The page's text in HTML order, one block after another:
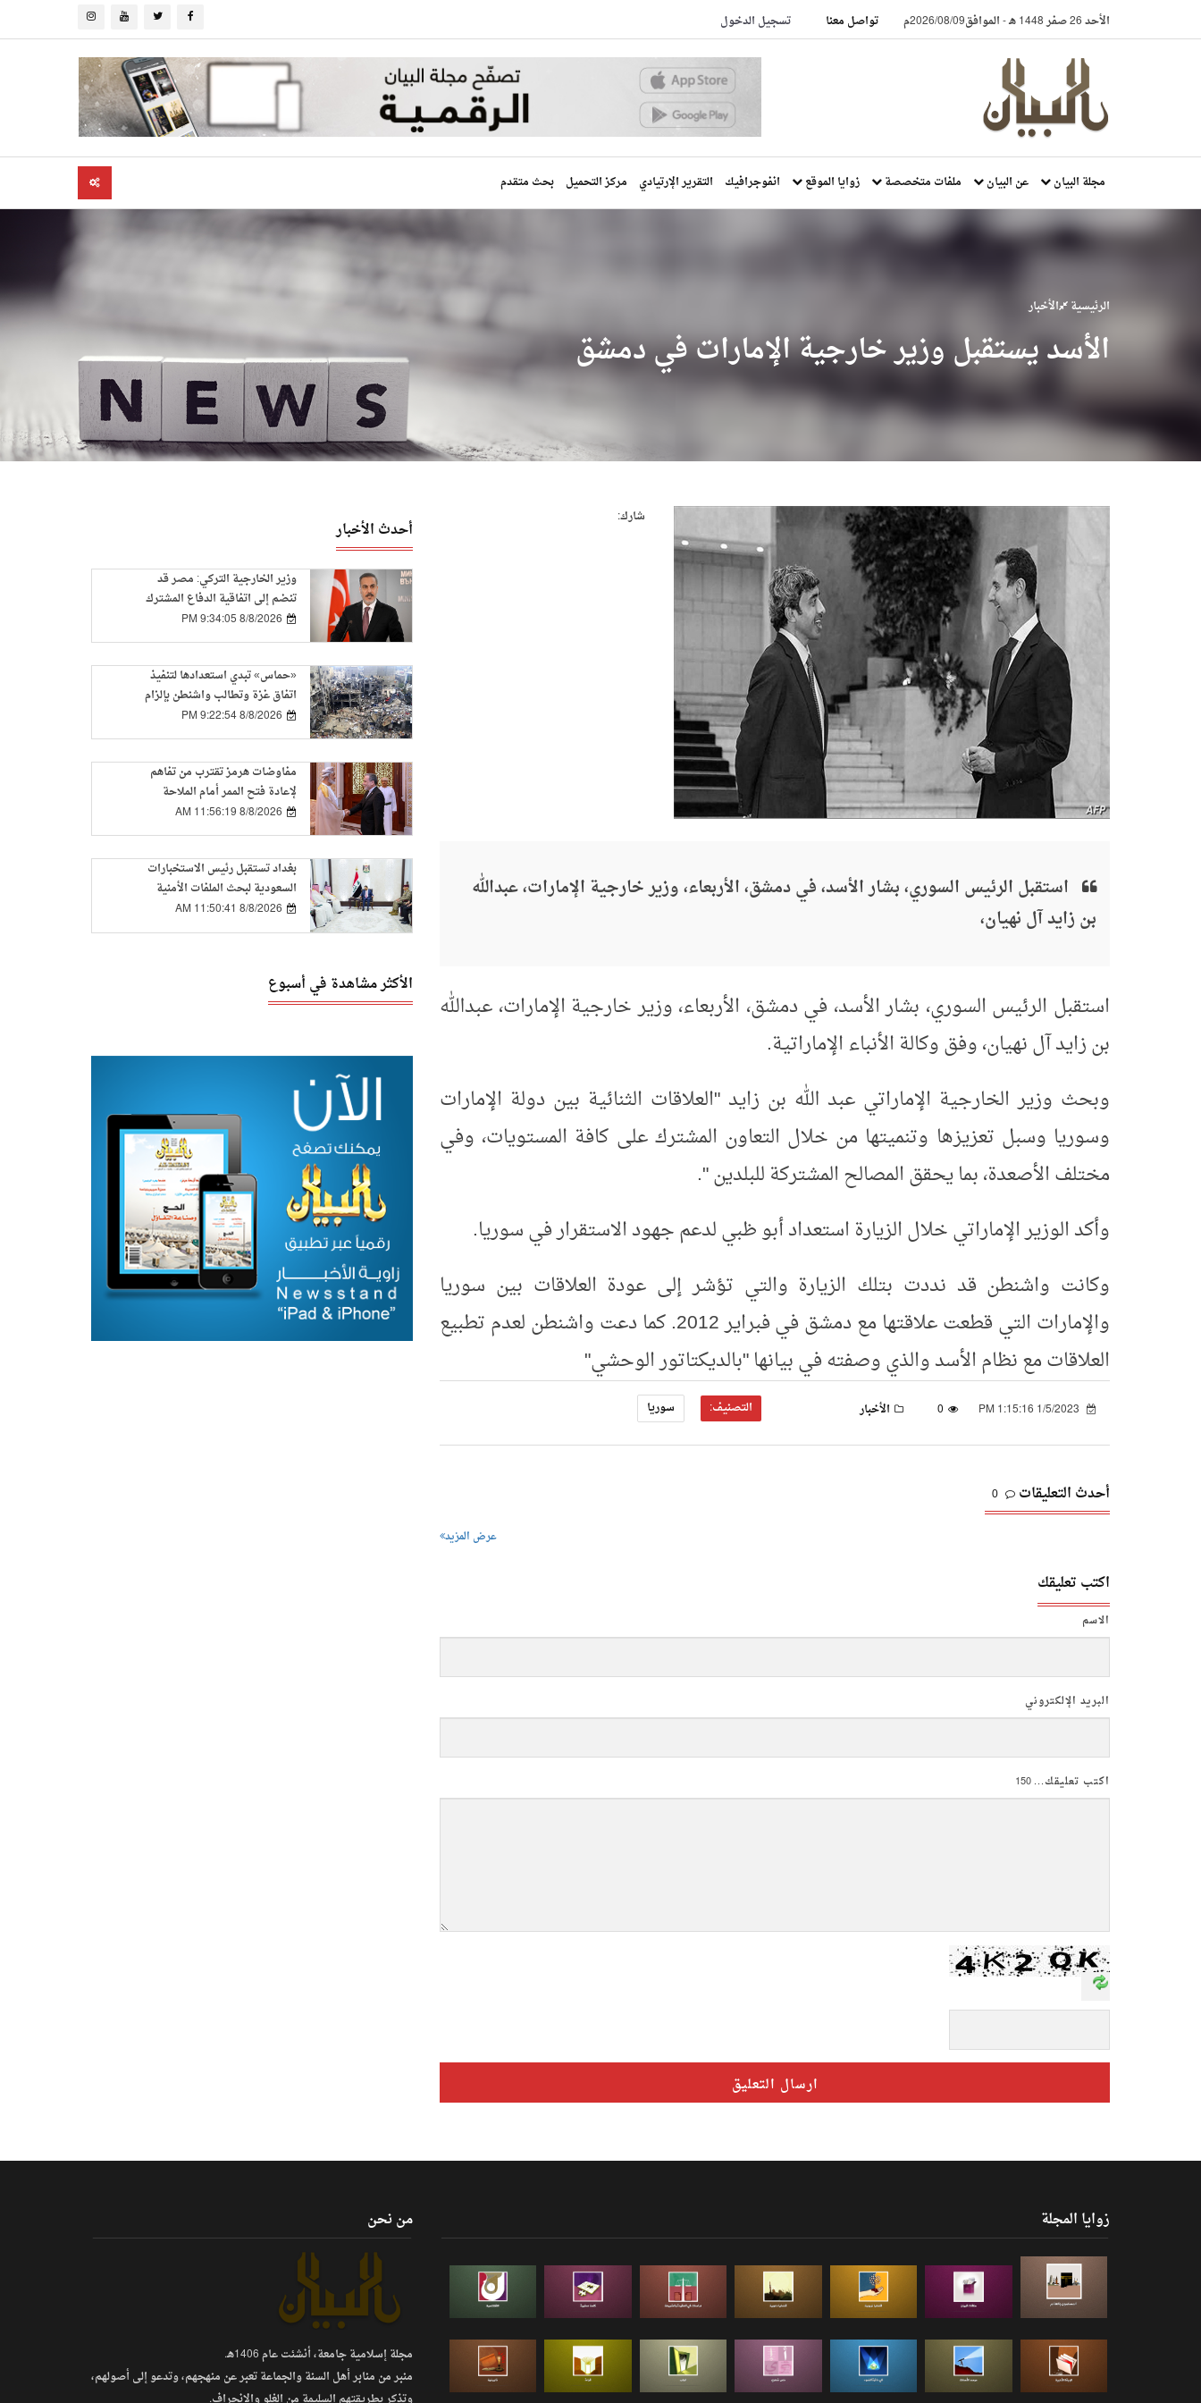
الأحد 26 صفر 1448 هـ -الموافق2026/08/09م تواصل معنا تسجيل الدخول
مجلة البيان عن البيان ملفات متخصصة زوايا الموقع انفوجرافيك التقرير الإرتيادي مركز التحميل بحث متقدم
الرئيسية الأخبار
الأسد يستقبل وزير خارجية الإمارات في دمشق
شارك:
استقبل الرئيس السوري، بشار الأسد، في دمشق، الأربعاء، وزير خارجية الإمارات، عبدالله
بن زايد آل نهيان،
استقبل الرئيس السوري، بشار الأسد، في دمشق، الأربعاء، وزير خارجية الإمارات، عبدالله
بن زايد آل نهيان، وفق وكالة الأنباء الإماراتية.
وبحث وزير الخارجية الإماراتي عبد الله بن زايد "العلاقات الثنائية بين دولة الإمارات
وسوريا وسبل تعزيزها وتنميتها من خلال التعاون المشترك على كافة المستويات، وفي
مختلف الأصعدة، بما يحقق المصالح المشتركة للبلدين ".
وأكد الوزير الإماراتي خلال الزيارة استعداد أبو ظبي لدعم جهود الاستقرار في سوريا.
وكانت واشنطن قد نددت بتلك الزيارة والتي تؤشر إلى عودة العلاقات بين سوريا
والإمارات التي قطعت علاقتها مع دمشق في فبراير 2012. كما دعت واشنطن لعدم تطبيع
العلاقات مع نظام الأسد والذي وصفته في بيانها "بالديكتاتور الوحشي"
0 الأخبار التصنيف: سوريا
أحدث التعليقات 0
عرض المزيد
اكتب تعليقك
الاسم
البريد الإلكتروني
اكتب تعليقك...150
أحدث الأخبار
وزير الخارجية التركي: مصر قد
تنضم إلى اتفاقية الدفاع المشترك
بمجرد تسوية بعض المسائل الفنية
8/8/2026 9:34:05 PM
«حماس» تبدي استعدادها لتنفيذ
اتفاق غزة وتطالب واشنطن بإلزام
إسرائيل بالمرحلة الأولى
8/8/2026 9:22:54 PM
مفاوضات هرمز تقترب من تفاهم
لإعادة فتح الممر أمام الملاحة
8/8/2026 11:56:19 AM
بغداد تستقبل رئيس الاستخبارات
السعودية لبحث الملفات الأمنية
المشتركة
8/8/2026 11:50:41 AM
الأكثر مشاهدة في أسبوع
زوايا المجلة من نحن
مجلة إسلامية جامعة، أنشئت عام 1406هـ.
منبر من منابر أهل السنة والجماعة تعبر عن منهجهم، وتدعو إلى أصولهم،